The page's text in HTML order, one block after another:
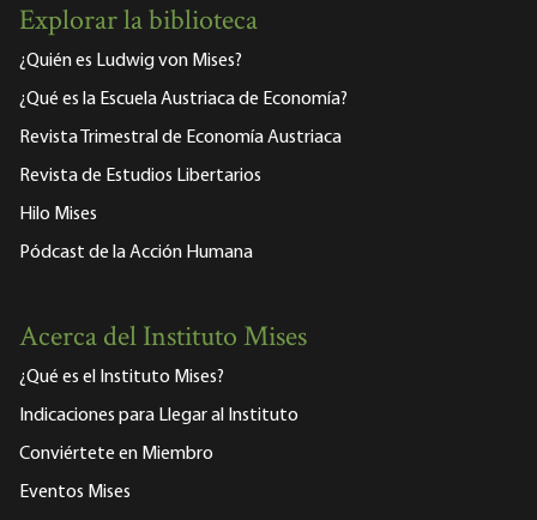
Explorar la biblioteca
¿Quién es Ludwig von Mises?
¿Qué es la Escuela Austriaca de Economía?
Revista Trimestral de Economía Austriaca
Revista de Estudios Libertarios
Hilo Mises
Pódcast de la Acción Humana
Acerca del Instituto Mises
¿Qué es el Instituto Mises?
Indicaciones para Llegar al Instituto
Conviértete en Miembro
Eventos Mises